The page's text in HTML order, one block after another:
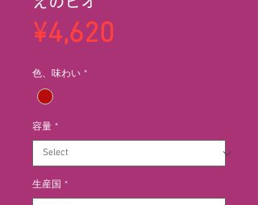
¥4,620
色、味わい *
容量 *
生産国 *